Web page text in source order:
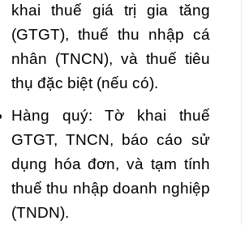
khai thuế giá trị gia tăng
(GTGT), thuế thu nhập cá
nhân (TNCN), và thuế tiêu
thụ đặc biệt (nếu có).
Hàng quý: Tờ khai thuế
GTGT, TNCN, báo cáo sử
dụng hóa đơn, và tạm tính
thuế thu nhập doanh nghiệp
(TNDN).